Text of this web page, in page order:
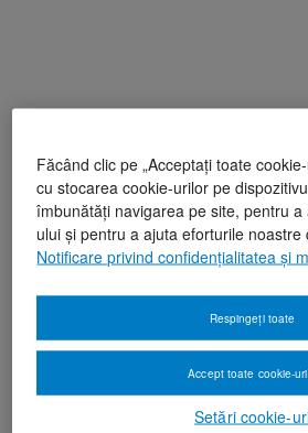
Făcând clic pe „Acceptați toate
cu stocarea cookie-urilor pe
îmbunătăți navigarea pe site, pentru
ului și pentru a ajuta eforturile noastre
Notificare privind confidențialitatea și
Setări cookie-
Respingeți toate
Accept toate cookie-